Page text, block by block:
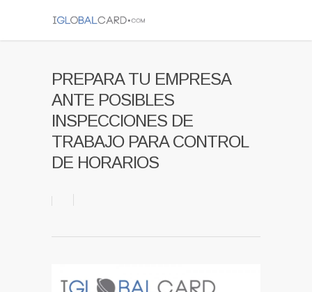
PREPARA TU EMPRESA
ANTE POSIBLES
INSPECCIONES DE
TRABAJO PARA CONTROL
DE HORARIOS